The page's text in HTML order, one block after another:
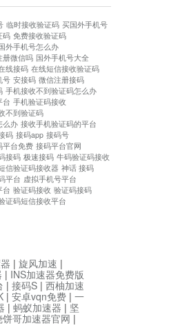
临时接收验证码 买国外手机号
码 免费接收验证码
外手机号怎么办
册微信吗 国外手机号大全
线接码 在线短信接收验证码
号 安接码 微信注册接码
手机接收不到验证码怎么办
台 手机验证码接收
不到验证码
么办 接收手机验证码的平台
码 接码app 接码号
平台免费 接码平台官网
接码 极速接码 牛码验证码接收
信验证码接收器 神话 接码
平台 虚拟手机号平台
台 验证码接收 验证码接码
证码短信接收平台
| 旋风加速 |
| INS加速器免费版
| 接码S | 西柚加速
| 安卓vqn免费 | 一
| 蚂蚁加速器 | 坚
饼哥加速器官网 |